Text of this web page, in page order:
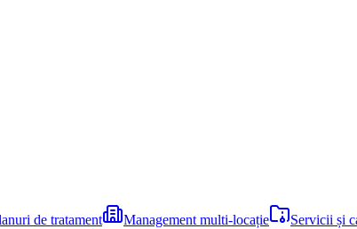
de tratament Management multi-locație Servicii și